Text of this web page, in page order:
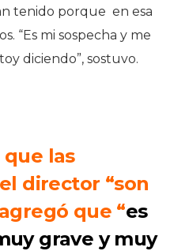
tenido porque en esa
“Es mi sospecha y me
diciendo”, sostuvo.
las
director “son
que “es
grave y muy